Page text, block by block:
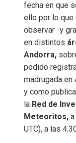
fecha en que
ello por lo
observar -y
en distintos
Andorra,
podido
madrugada en
y como
la Red de
Meteoritos,
UTC), a las